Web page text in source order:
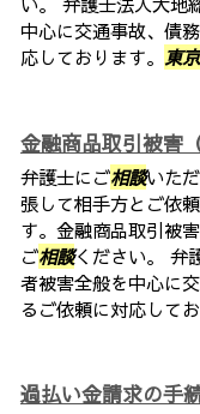
中心に交通事故、債
応しております。 東
金融商品取引被害
弁護士にご相談いた
張して相手方とご依
す。金融商品取引被
ご相談ください。 弁
者被害全般を中心に
るご依頼に対応してお
過払い金請求の手